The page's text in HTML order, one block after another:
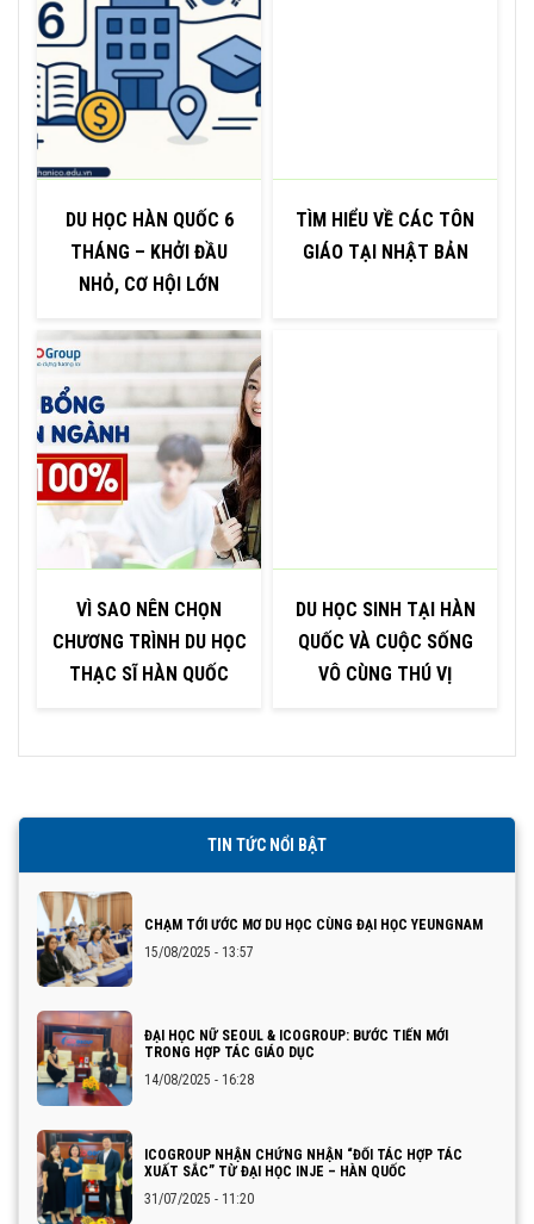
DU HỌC HÀN QUỐC 6
THÁNG – KHỞI ĐẦU
NHỎ, CƠ HỘI LỚN
VÌ SAO NÊN CHỌN
CHƯƠNG TRÌNH DU HỌC
THẠC SĨ HÀN QUỐC
TÌM HIỂU VỀ CÁC TÔN
GIÁO TẠI NHẬT BẢN
DU HỌC SINH TẠI HÀN
QUỐC VÀ CUỘC SỐNG
VÔ CÙNG THÚ VỊ
TIN TỨC NỔI BẬT
CHẠM TỚI ƯỚC MƠ DU HỌC CÙNG ĐẠI HỌC YEUNGNAM
15/08/2025 - 13:57
ĐẠI HỌC NỮ SEOUL & ICOGROUP: BƯỚC TIẾN MỚI
TRONG HỢP TÁC GIÁO DỤC
14/08/2025 - 16:28
ICOGROUP NHẬN CHỨNG NHẬN “ĐỐI TÁC HỢP TÁC
XUẤT SẮC” TỪ ĐẠI HỌC INJE – HÀN QUỐC
31/07/2025 - 11:20